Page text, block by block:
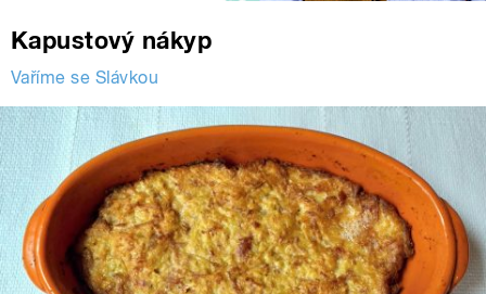
Kapustový nákyp
Vaříme se Slávkou